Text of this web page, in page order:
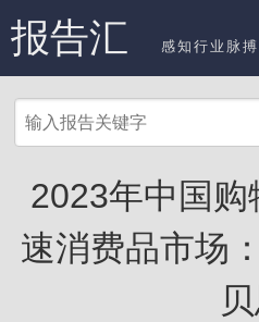
报告汇 感知行业脉
2023年中国
速消费品市场